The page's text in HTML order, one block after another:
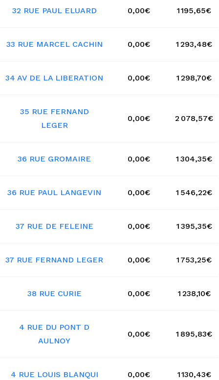
32 RUE PAUL ELUARD 0,00€ 1 195,65€
33 RUE MARCEL CACHIN 0,00€ 1 293,48€
34 AV DE LA LIBERATION 0,00€ 1 298,70€
35 RUE FERNAND
LEGER
0,00€ 2 078,57€
36 RUE GROMAIRE 0,00€ 1 304,35€
36 RUE PAUL LANGEVIN 0,00€ 1 546,22€
37 RUE DE FELEINE 0,00€ 1 395,35€
37 RUE FERNAND LEGER 0,00€ 1 753,25€
38 RUE CURIE 0,00€ 1 238,10€
4 RUE DU PONT D
AULNOY
0,00€ 1 895,83€
4 RUE LOUIS BLANQUI 0,00€ 1 130,43€